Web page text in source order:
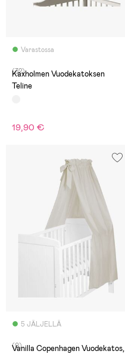
Varastossa
(32)
Kaxholmen Vuodekatoksen
Teline
19,90 €
5 JÄLJELLÄ
(0)
Vanilla Copenhagen Vuodekatos,